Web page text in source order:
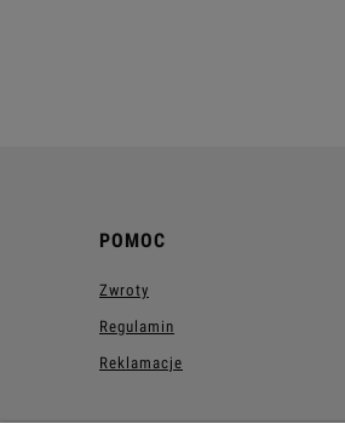
POMOC
Zwroty
Regulamin
Reklamacje